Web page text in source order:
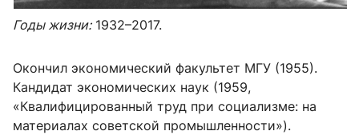
Годы жизни:1932–2017.
Окончил экономический факультет МГУ (1955).
Кандидат экономических наук (1959,
«Квалифицированный труд при социализме: на
материалах советской промышленности»).